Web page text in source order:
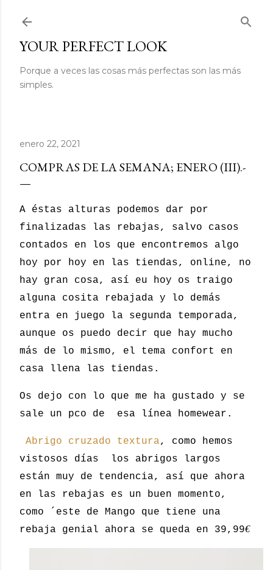
YOUR PERFECT LOOK
Porque a veces las cosas más perfectas son las más
simples.
enero 22, 2021
COMPRAS DE LA SEMANA; ENERO (III).-
A éstas alturas podemos dar por
finalizadas las rebajas, salvo casos
contados en los que encontremos algo
hoy por hoy en las tiendas, online, no
hay gran cosa, así eu hoy os traigo
alguna cosita rebajada y lo demás
entra en juego la segunda temporada,
aunque os puedo decir que hay mucho
más de lo mismo, el tema confort en
casa llena las tiendas.
Os dejo con lo que me ha gustado y se
sale un pco de esa línea homewear.
Abrigo cruzado textura, como hemos
vistosos días los abrigos largos
están muy de tendencia, así que ahora
en las rebajas es un buen momento,
como ´este de Mango que tiene una
rebaja genial ahora se queda en 39,99€